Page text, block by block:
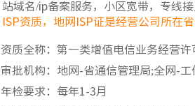
站域名/ip备案服务，小区宽带，专线
ISP资质，地网ISP证是经营公司所在
资质全称：第一类增值电信业务经营
审批机构：地网-省通信管理局;全网-工
年检要求：每年1-3月